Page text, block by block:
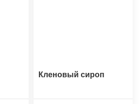
Кленовый сироп